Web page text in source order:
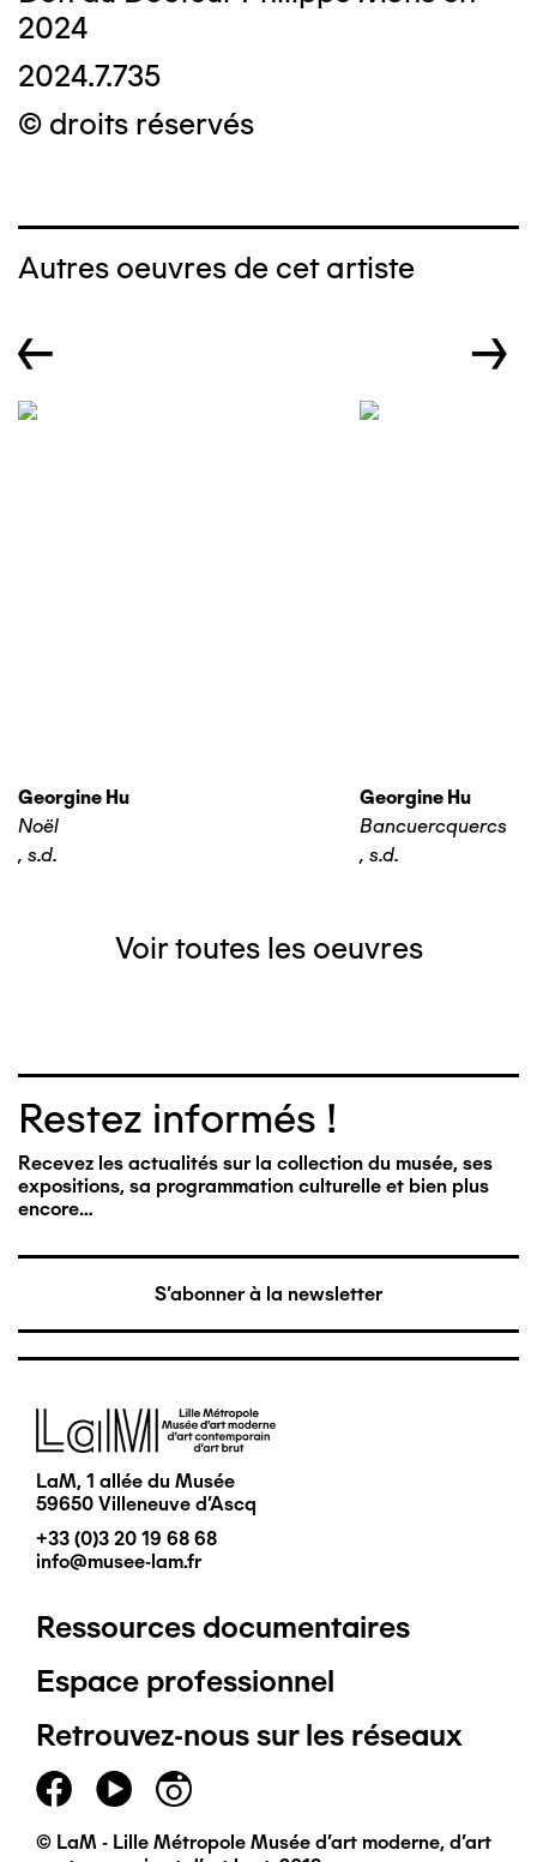
2024
2024.7.735
© droits réservés
Autres oeuvres de cet artiste
← →
Georgine Hu
Noël
, s.d.
Georgine Hu
Bancuercquercs
, s.d.
Voir toutes les oeuvres
Restez informés !
Recevez les actualités sur la collection du musée, ses
expositions, sa programmation culturelle et bien plus
encore…
S'abonner à la newsletter
Image
LaM, 1 allée du Musée
59650 Villeneuve d'Ascq
+33 (0)3 20 19 68 68
info@musee-lam.fr
Pied
de
page
principal
Ressources documentaires
Espace professionnel
Retrouvez-nous sur les réseaux
© LaM - Lille Métropole Musée d'art moderne, d'art